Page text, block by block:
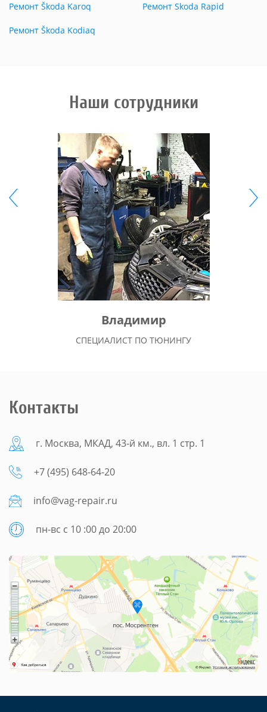
Ремонт Škoda Karoq
Ремонт Škoda Kodiaq
Ремонт Skoda Rapid
Наши сотрудники
Владимир
СПЕЦИАЛИСТ ПО ТЮНИНГУ
Контакты
г. Москва, МКАД, 43-й км., вл. 1 стр. 1
+7 (495) 648-64-20
info@vag-repair.ru
пн-вс с 10 :00 до 20:00